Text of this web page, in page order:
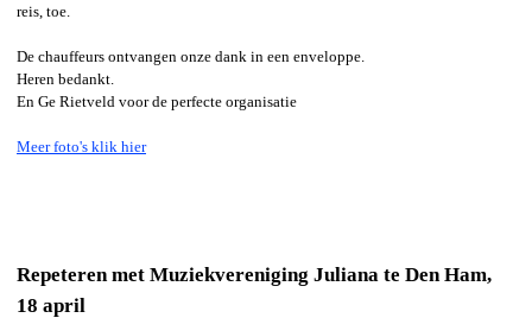
reis, toe.
De chauffeurs ontvangen onze dank in een enveloppe.
Heren bedankt.
En Ge Rietveld voor de perfecte organisatie
Meer foto's klik hier
Repeteren met Muziekvereniging Juliana te Den Ham,
18 april